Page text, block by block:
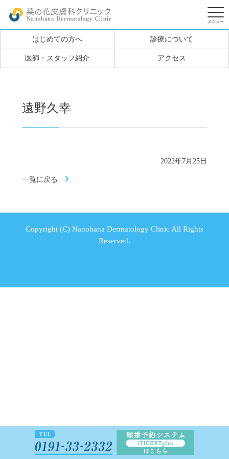
はじめての方へ 診療について
医師・スタッフ紹介 アクセス
遠野久幸
2022年7月25日
一覧に戻る
Copyright (C) Nanohana Dermatology Clinic All Rights
Reserved.